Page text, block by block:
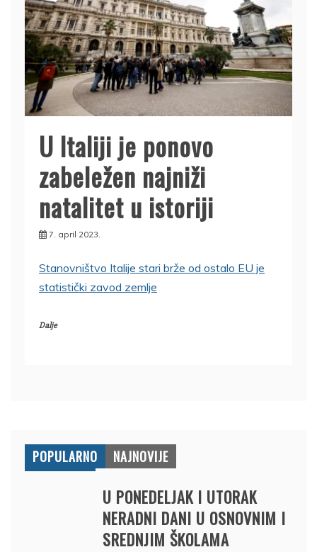
U Italiji je ponovo
zabeležen najniži
natalitet u istoriji
7. april 2023.
Stanovništvo Italije stari brže od ostalo EU je
statistički zavod zemlje
Dalje
POPULARNO NAJNOVIJE
U PONEDELJAK I UTORAK
NERADNI DANI U OSNOVNIM I
SREDNJIM ŠKOLAMA